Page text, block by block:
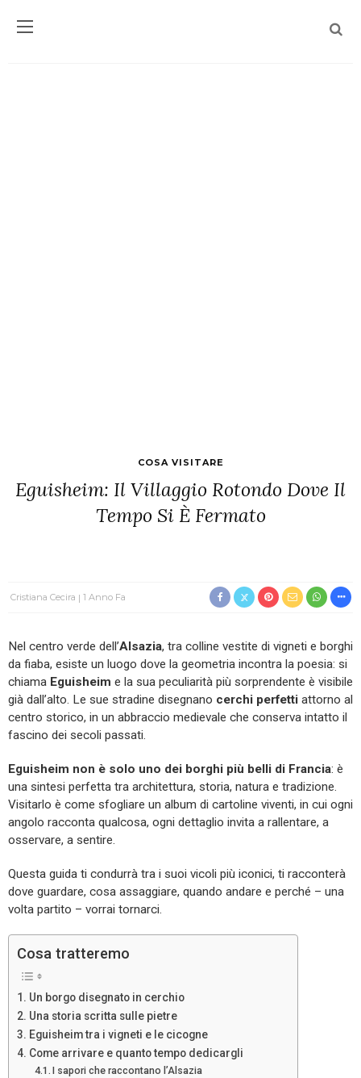
COSA VISITARE
Eguisheim: Il Villaggio Rotondo Dove Il
Tempo Si È Fermato
Cristiana Cecira 1 Anno Fa
Nel centro verde dell’Alsazia, tra colline vestite di vigneti e borghi
da fiaba, esiste un luogo dove la geometria incontra la poesia: si
chiama Eguisheim e la sua peculiarità più sorprendente è visibile
già dall’alto. Le sue stradine disegnano cerchi perfetti attorno al
centro storico, in un abbraccio medievale che conserva intatto il
fascino dei secoli passati.
Eguisheim non è solo uno dei borghi più belli di Francia: è
una sintesi perfetta tra architettura, storia, natura e tradizione.
Visitarlo è come sfogliare un album di cartoline viventi, in cui ogni
angolo racconta qualcosa, ogni dettaglio invita a rallentare, a
osservare, a sentire.
Questa guida ti condurrà tra i suoi vicoli più iconici, ti racconterà
dove guardare, cosa assaggiare, quando andare e perché – una
volta partito – vorrai tornarci.
Cosa tratteremo
Un borgo disegnato in cerchio
Una storia scritta sulle pietre
Eguisheim tra i vigneti e le cicogne
Come arrivare e quanto tempo dedicargli
I sapori che raccontano l’Alsazia